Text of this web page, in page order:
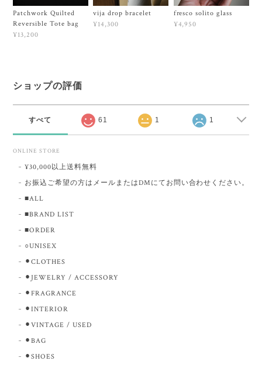
Patchwork Quilted
Reversible Tote bag
¥13,200
vija drop bracelet
¥14,300
fresco solito glass
¥4,950
ショップの評価
すべて 61 1 1
ONLINE STORE
¥30,000以上送料無料
お振込ご希望の方はメールまたはDMにてお問い合わせください。
■ALL
■BRAND LIST
■ORDER
○UNISEX
⚫︎CLOTHES
⚫︎JEWELRY / ACCESSORY
⚫︎FRAGRANCE
⚫︎INTERIOR
⚫︎VINTAGE / USED
⚫︎BAG
⚫︎SHOES